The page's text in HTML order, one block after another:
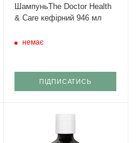
ШампуньThe Doctor Health
& Care кефірний 946 мл
немає
ПІДПИСАТИСЬ